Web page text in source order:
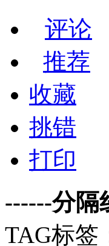
评论
推荐
收藏
挑错
打印
------分隔
TAG标签